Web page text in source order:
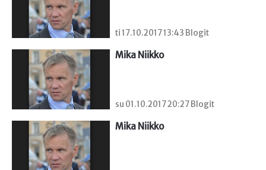
ti 17.10.2017 13:43 Blogit
Mika Niikko
su 01.10.2017 20:27 Blogit
Mika Niikko